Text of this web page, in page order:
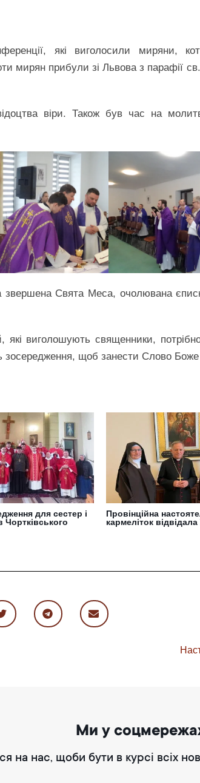
які виголосили миряни,
мирян прибули зі Львова з парафії
віри. Також був час на
Свята Меса, очолювана
які виголошують священники,
щоб занести Слово
для сестер і
Чортківського
Провінційна
кармеліток відвідала
Ми у
на нас, щоби бути в курсі всіх